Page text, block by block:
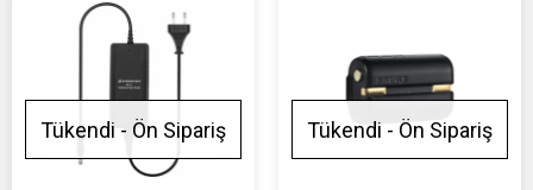
Tükendi - Ön Sipariş Tükendi - Ön Sipariş